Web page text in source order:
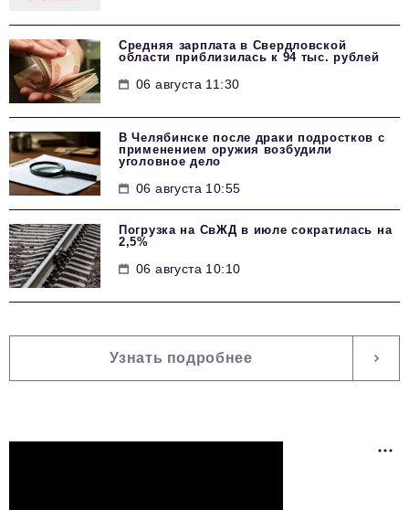
Средняя зарплата в Свердловской
области приблизилась к 94 тыс. рублей
06 августа 11:30
В Челябинске после драки подростков с
применением оружия возбудили
уголовное дело
06 августа 10:55
Погрузка на СвЖД в июле сократилась на
2,5%
06 августа 10:10
Узнать подробнее